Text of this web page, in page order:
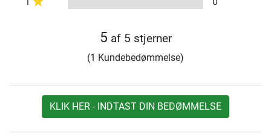
5 af 5 stjerner
(1 Kundebedømmelse)
KLIK HER - INDTAST DIN BEDØMMELSE